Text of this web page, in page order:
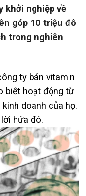
khởi nghiệp về
góp 10 triệu đô
trong nghiên
ty bán vitamin
biết hoạt động từ
doanh của họ.
hứa đó.